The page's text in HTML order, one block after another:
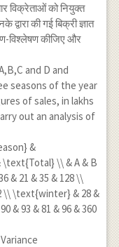
विक्रेताओं को नियुक्त
की गई बिक्री ज्ञात
विश्लेषण कीजिए और
and D and
seasons of the year
of sales, in lakhs
out an analysis of